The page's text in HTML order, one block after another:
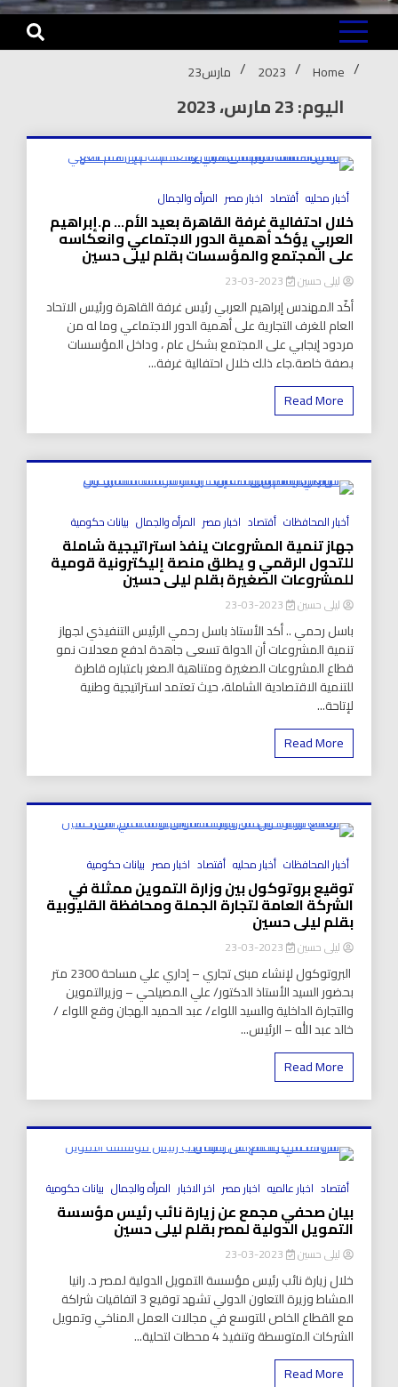
Home
2023 مارس23
اليوم: 23 مارس، 2023
أخبار محليه أقتصاد اخبار مصر المرأه والجمال
خلال احتفالية غرفة القاهرة بعيد الأم… م.إبراهيم
العربي يؤكد أهمية الدور الاجتماعي وانعكاسه
على المجتمع والمؤسسات بقلم ليلى حسين
ليلى حسين
أكّد المهندس إبراهيم العربي رئيس غرفة القاهرة ورئيس الاتحاد
العام للغرف التجارية على أهمية الدور الاجتماعي وما له من
مردود إيجابي على المجتمع بشكل عام ، وداخل المؤسسات
بصفة خاصة.جاء ذلك خلال احتفالية غرفة...
Read More
أخبار المحافظات أقتصاد اخبار مصر المرأه والجمال بيانات حكومية
جهاز تنمية المشروعات ينفذ استراتيجية شاملة
للتحول الرقمي و يطلق منصة إليكترونية قومية
للمشروعات الصغيرة بقلم ليلى حسين
ليلى حسين
باسل رحمي .. أكد الأستاذ باسل رحمي الرئيس التنفيذي لجهاز
تنمية المشروعات أن الدولة تسعى جاهدة لدفع معدلات نمو
قطاع المشروعات الصغيرة ومتناهية الصغر باعتباره قاطرة
للتنمية الاقتصادية الشاملة، حيث تعتمد استراتيجية وطنية
لإتاحة...
Read More
أخبار المحافظات أخبار محليه أقتصاد اخبار مصر بيانات حكومية
توقيع بروتوكول بين وزارة التموين ممثلة في
الشركة العامة لتجارة ‏الجملة ومحافظة القليوبية
بقلم ليلى حسين
ليلى حسين
‏ البروتوكول لإنشاء مبنى تجاري – إداري علي مساحة 2300 متر
بحضور السيد الأستاذ الدكتور/ علي المصيلحي – وزيرالتموين
‏والتجارة الداخلية والسيد اللواء/ عبد الحميد الهجان وقع ‏اللواء /
خالد عبد الله – الرئيس...
Read More
أقتصاد اخبار عالميه اخبار مصر اخر الاخبار المرأه والجمال بيانات حكومية
بيان صحفي مجمع عن زيارة نائب رئيس مؤسسة
التمويل الدولية لمصر بقلم ليلى حسين
ليلى حسين
خلال زيارة نائب رئيس مؤسسة التمويل الدولية لمصر د. رانيا
المشاط وزيرة التعاون الدولي تشهد توقيع 3 اتفاقيات شراكة
مع القطاع الخاص للتوسع في مجالات العمل المناخي وتمويل
الشركات المتوسطة وتنفيذ 4 محطات لتحلية...
Read More